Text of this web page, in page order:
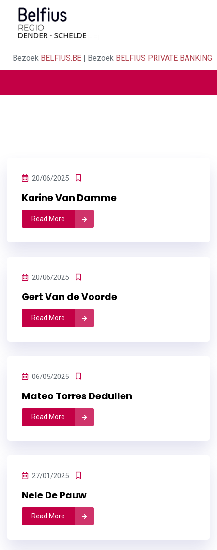
Bezoek BELFIUS.BE | Bezoek BELFIUS PRIVATE BANKING
20/06/2025
Karine Van Damme
Read More
20/06/2025
Gert Van de Voorde
Read More
06/05/2025
Mateo Torres Dedullen
Read More
27/01/2025
Nele De Pauw
Read More